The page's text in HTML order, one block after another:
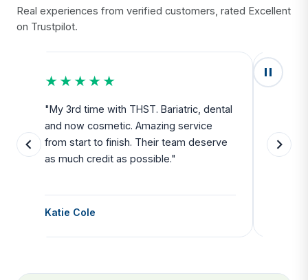
Real experiences from verified customers, rated Excellent
on Trustpilot.
★★★★★
"My 3rd time with THST. Bariatric, dental
and now cosmetic. Amazing service
from start to finish. Their team deserve
as much credit as possible."
Katie Cole
side